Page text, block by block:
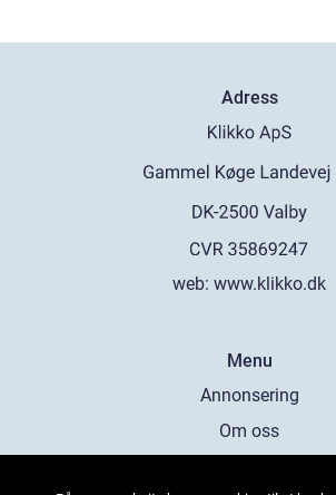
Adress
web: www.klikko.dk
Menu
Annonsering
Om oss